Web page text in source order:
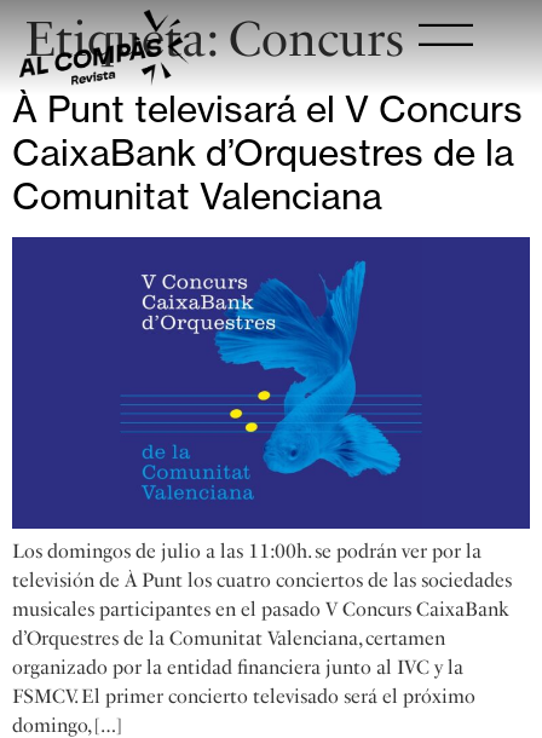
Etiqueta:Concurs
À Punt televisará el V Concurs
CaixaBank d’Orquestres de la
Comunitat Valenciana
Los domingos de julio a las 11:00h. se podrán ver por la
televisión de À Punt los cuatro conciertos de las sociedades
musicales participantes en el pasado V Concurs CaixaBank
d’Orquestres de la Comunitat Valenciana, certamen
organizado por la entidad financiera junto al IVC y la
FSMCV. El primer concierto televisado será el próximo
domingo, […]